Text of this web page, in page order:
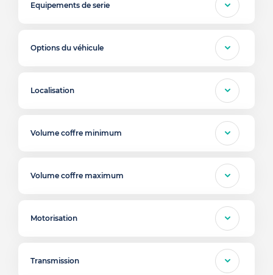
Equipements de serie
Options du véhicule
Localisation
Volume coffre minimum
Volume coffre maximum
Motorisation
Transmission